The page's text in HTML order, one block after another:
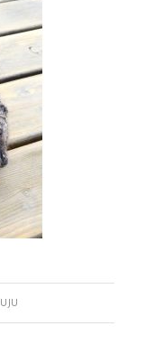
JUJU